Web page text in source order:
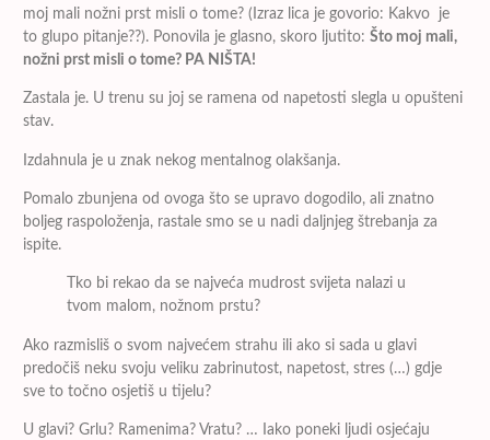
moj mali nožni prst misli o tome? (Izraz lica je govorio: Kakvo je
to glupo pitanje??). Ponovila je glasno, skoro ljutito: Što moj mali,
nožni prst misli o tome? PA NIŠTA!
Zastala je. U trenu su joj se ramena od napetosti slegla u opušteni
stav.
Izdahnula je u znak nekog mentalnog olakšanja.
Pomalo zbunjena od ovoga što se upravo dogodilo, ali znatno
boljeg raspoloženja, rastale smo se u nadi daljnjeg štrebanja za
ispite.
Tko bi rekao da se najveća mudrost svijeta nalazi u
tvom malom, nožnom prstu?
Ako razmisliš o svom najvećem strahu ili ako si sada u glavi
predočiš neku svoju veliku zabrinutost, napetost, stres (…) gdje
sve to točno osjetiš u tijelu?
U glavi? Grlu? Ramenima? Vratu? … Iako poneki ljudi osjećaju